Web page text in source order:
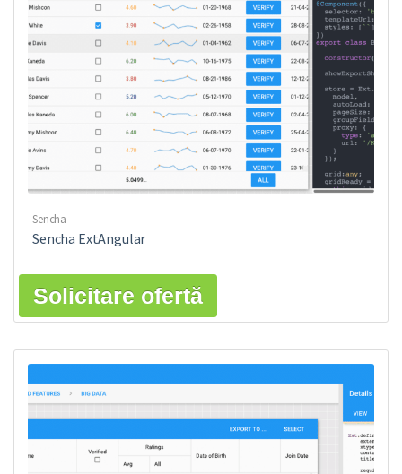
Sencha
Sencha ExtAngular
Solicitare ofertă